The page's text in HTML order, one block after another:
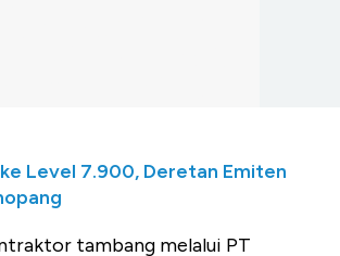
ke Level 7.900, Deretan Emiten
tambang melalui PT